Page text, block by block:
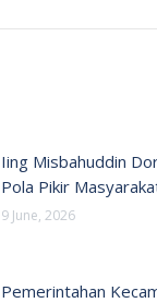
Iing Misbahuddin
Pola Pikir
9 June, 2026
Pemerintahan